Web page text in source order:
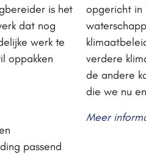
is het
dat nog
werk te
oppakken
passend
opgericht in
verdere
de andere
die we nu
Meer